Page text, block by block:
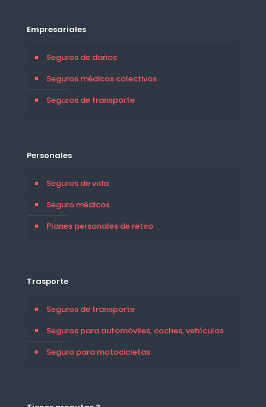
Empresariales
Seguros de daños
Seguros médicos colectivos
Seguros de transporte
Personales
Seguros de vida
Seguro médicos
Planes personales de retiro
Trasporte
Seguros de transporte
Seguros para automóviles, coches, vehículos
Seguro para motocicletas